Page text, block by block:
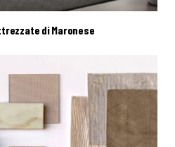
di Maronese